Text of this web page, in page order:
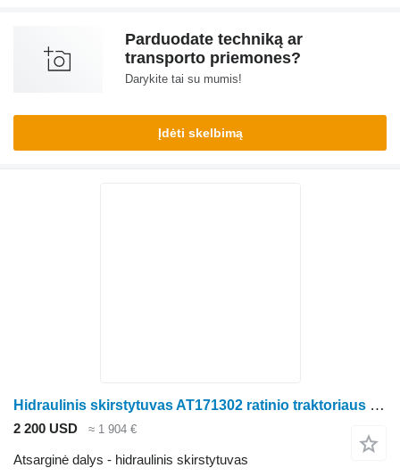
Parduodate techniką ar
transporto priemones?
Darykite tai su mumis!
Įdėti skelbimą
Hidraulinis skirstytuvas AT171302 ratinio traktoriaus John Deere 410
2 200 USD ≈ 1 904 €
Atsarginė dalys - hidraulinis skirstytuvas